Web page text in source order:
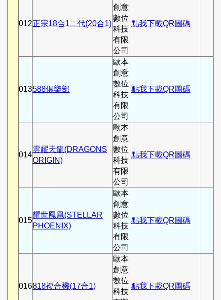
012正宗18合1二代(20合1)
創意
數位
科技
有限
公司
點我下載QR圖碼
013588俱樂部
歐本
創意
數位
科技
有限
公司
點我下載QR圖碼
014
雲耀天龍(DRAGONS
ORIGIN)
歐本
創意
數位
科技
有限
公司
點我下載QR圖碼
015
耀世鳳凰(STELLAR
PHOENIX)
歐本
創意
數位
科技
有限
公司
點我下載QR圖碼
016818複合機(17合1)
歐本
創意
數位
科技
點我下載QR圖碼